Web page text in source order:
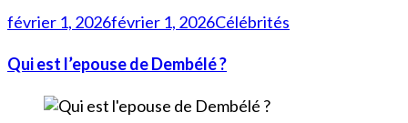
février 1, 2026février 1, 2026Célébrités
Qui est l’epouse de Dembélé ?